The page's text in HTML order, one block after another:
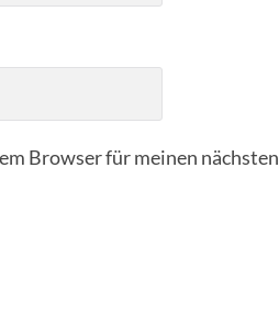
Browser für meinen nächsten